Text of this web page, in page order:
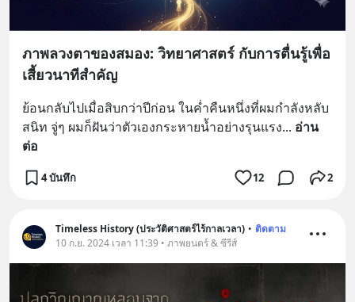
ภาพลวงตาของสมอง: วิทยาศาสตร์ กับการตื่นรู้เพื่อ
เสี้ยวนาทีสำคัญ
ย้อนกลับไปเมื่อสิบกว่าปีก่อน ในค่ำคืนหนึ่งที่ผมกำลังหลับ
สนิท จู่ๆ ผมก็ฝันว่าตัวเองกระหายน้ำอย่างรุนแรง... อ่าน
ต่อ
4 บันทึก 12 2
Timeless History (ประวัติศาสตร์ไร้กาลเวลา) • ติดตาม
10 ก.ย. 2024 เวลา 11:39 • ภาพยนตร์ & ซีรีส์